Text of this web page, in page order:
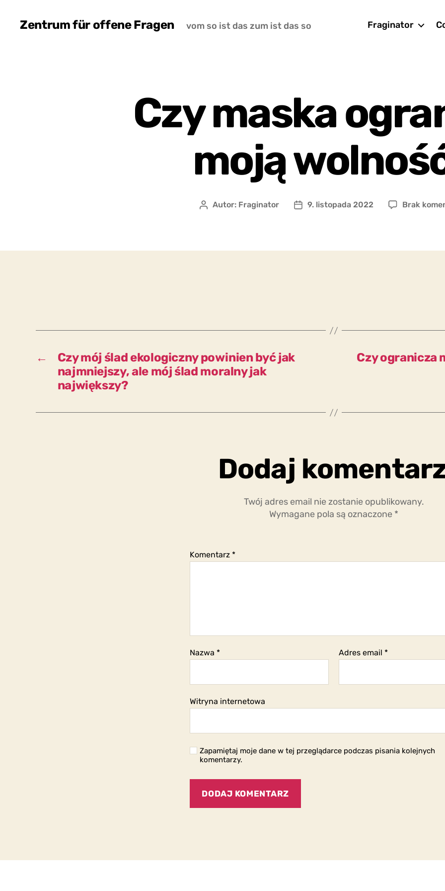
Zentrum für offene Fragen vom so ist das zum ist das so Fraginator
Czy maska
moją
Autor
Autor: Fraginator
Data9. listopada 2022 Brak
←
Czy mój ślad ekologiczny powinien być jak
najmniejszy, ale mój ślad moralny jak
największy?
Czy ogranicza
Dodaj
Twój adres email nie zostanie opublikowany.
Wymagane pola są oznaczone *
Komentarz *
Nazwa * Adres email *
Witryna internetowa
Zapamiętaj moje dane w tej przeglądarce podczas pisania kolejnych
komentarzy.